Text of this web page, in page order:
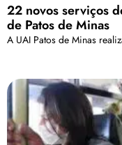
22 novos serviços
de Patos de Minas
A UAI Patos de Minas